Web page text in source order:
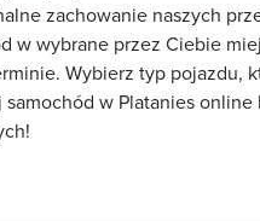
zachowanie naszych
w wybrane przez Ciebie
Wybierz typ pojazdu,
samochód w Platanies